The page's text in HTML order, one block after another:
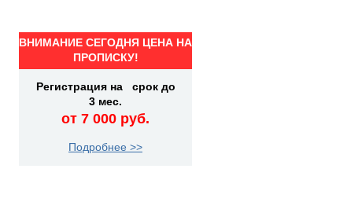
ВНИМАНИЕ СЕГОДНЯ ЦЕНА НА
ПРОПИСКУ!
Регистрация на срок до
3 мес.
от 7 000 руб.
Подробнее >>